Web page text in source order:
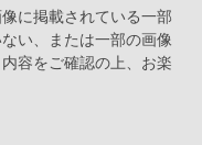
に掲載されている一部
い、または一部の画像
容をご確認の上、お楽